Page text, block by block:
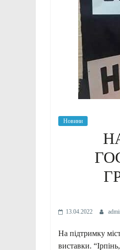
Новини
13.04.2022
На підтримку
виставки.